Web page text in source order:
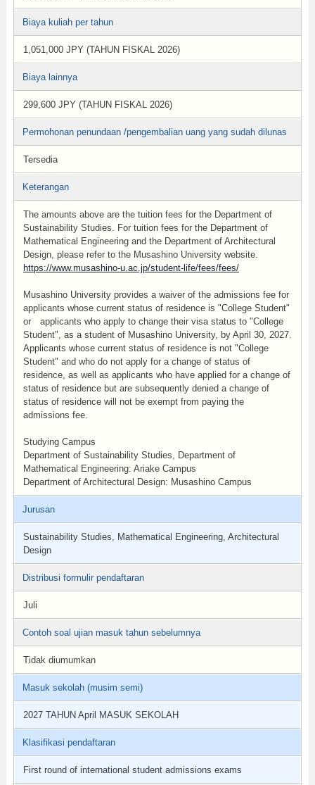
Biaya kuliah per tahun
1,051,000 JPY (TAHUN FISKAL 2026)
Biaya lainnya
299,600 JPY (TAHUN FISKAL 2026)
Permohonan penundaan /pengembalian uang yang sudah dilunas
Tersedia
Keterangan
The amounts above are the tuition fees for the Department of
Sustainability Studies. For tuition fees for the Department of
Mathematical Engineering and the Department of Architectural
Design, please refer to the Musashino University website.
https://www.musashino-u.ac.jp/student-life/fees/fees/
Musashino University provides a waiver of the admissions fee for
applicants whose current status of residence is "College Student"
or applicants who apply to change their visa status to "College
Student", as a student of Musashino University, by April 30, 2027.
Applicants whose current status of residence is not "College
Student" and who do not apply for a change of status of
residence, as well as applicants who have applied for a change of
status of residence but are subsequently denied a change of
status of residence will not be exempt from paying the
admissions fee.
Studying Campus
Department of Sustainability Studies, Department of
Mathematical Engineering: Ariake Campus
Department of Architectural Design: Musashino Campus
Jurusan
Sustainability Studies, Mathematical Engineering, Architectural
Design
Distribusi formulir pendaftaran
Juli
Contoh soal ujian masuk tahun sebelumnya
Tidak diumumkan
Masuk sekolah (musim semi)
2027 TAHUN April MASUK SEKOLAH
Klasifikasi pendaftaran
First round of international student admissions exams